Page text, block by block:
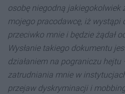
osobę niegodną jakiegokolwiek
mojego pracodawcę, iż wystąpi
przeciwko mnie i będzie żądał
Wysłanie takiego dokumentu
działaniem na pograniczu
zatrudniania mnie w
przejaw dyskryminacji i